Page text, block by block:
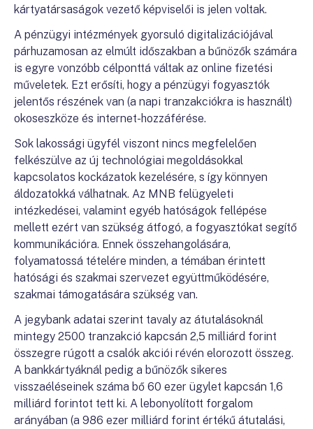
kártyatársaságok vezető képviselői is jelen voltak.
A pénzügyi intézmények gyorsuló digitalizációjával
párhuzamosan az elmúlt időszakban a bűnözők számára
is egyre vonzóbb célponttá váltak az online fizetési
műveletek. Ezt erősíti, hogy a pénzügyi fogyasztók
jelentős részének van (a napi tranzakciókra is használt)
okoseszköze és internet-hozzáférése.
Sok lakossági ügyfél viszont nincs megfelelően
felkészülve az új technológiai megoldásokkal
kapcsolatos kockázatok kezelésére, s így könnyen
áldozatokká válhatnak. Az MNB felügyeleti
intézkedései, valamint egyéb hatóságok fellépése
mellett ezért van szükség átfogó, a fogyasztókat segítő
kommunikációra. Ennek összehangolására,
folyamatossá tételére minden, a témában érintett
hatósági és szakmai szervezet együttműködésére,
szakmai támogatására szükség van.
A jegybank adatai szerint tavaly az átutalásoknál
mintegy 2500 tranzakció kapcsán 2,5 milliárd forint
összegre rúgott a csalók akciói révén elorozott összeg.
A bankkártyáknál pedig a bűnözők sikeres
visszaéléseinek száma bő 60 ezer ügylet kapcsán 1,6
milliárd forintot tett ki. A lebonyolított forgalom
arányában (a 986 ezer milliárd forint értékű átutalási,